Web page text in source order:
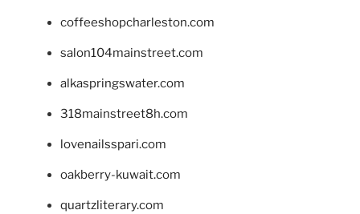
coffeeshopcharleston.com
salon104mainstreet.com
alkaspringswater.com
318mainstreet8h.com
lovenailsspari.com
oakberry-kuwait.com
quartzliterary.com